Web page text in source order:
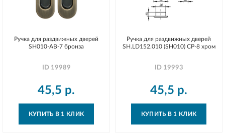
Ручка для раздвижных дверей
SH010-AB-7 бронза
ID 19989
45,5 р.
КУПИТЬ В 1 КЛИК
Ручка для раздвижных дверей
SH.LD152.010 (SH010) СP-8 хром
ID 19993
45,5 р.
КУПИТЬ В 1 КЛИК